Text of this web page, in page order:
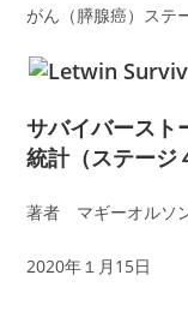
がん（膵腺癌）ステ
サバイバースト
統計（ステージ
著者 マギーオルソ
2020年１月15日